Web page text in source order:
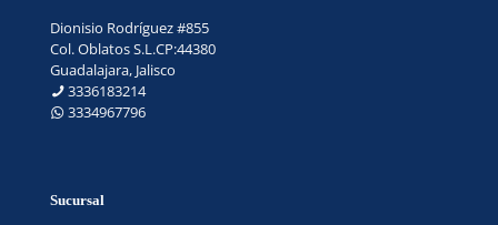
Dionisio Rodríguez #855
Col. Oblatos S.L.CP:44380
Guadalajara, Jalisco
3336183214
3334967796
Sucursal